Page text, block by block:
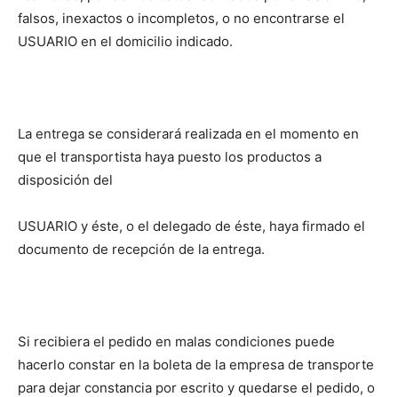
falsos, inexactos o incompletos, o no encontrarse el
USUARIO en el domicilio indicado.
La entrega se considerará realizada en el momento en
que el transportista haya puesto los productos a
disposición del
USUARIO y éste, o el delegado de éste, haya firmado el
documento de recepción de la entrega.
Si recibiera el pedido en malas condiciones puede
hacerlo constar en la boleta de la empresa de transporte
para dejar constancia por escrito y quedarse el pedido, o